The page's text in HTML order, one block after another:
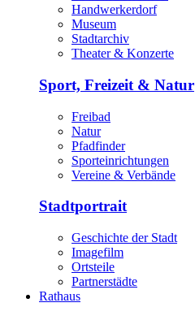
Handwerkerdorf
Museum
Stadtarchiv
Theater & Konzerte
Sport, Freizeit & Natur
Freibad
Natur
Pfadfinder
Sporteinrichtungen
Vereine & Verbände
Stadtportrait
Geschichte der Stadt
Imagefilm
Ortsteile
Partnerstädte
Rathaus